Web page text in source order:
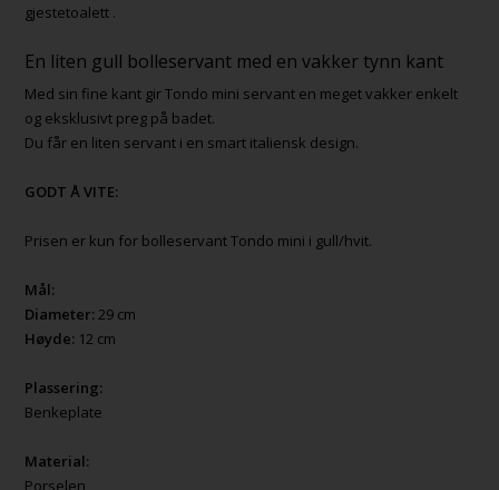
gjestetoalett .
En liten gull bolleservant med en vakker tynn kant
Med sin fine kant gir Tondo mini servant en meget vakker enkelt
og eksklusivt preg på badet.
Du får en liten servant i en smart italiensk design.
GODT Å VITE:
Prisen er kun for bolleservant Tondo mini i gull/hvit.
Mål:
Diameter: 29 cm
Høyde: 12 cm
Plassering:
Benkeplate
Material:
Porselen